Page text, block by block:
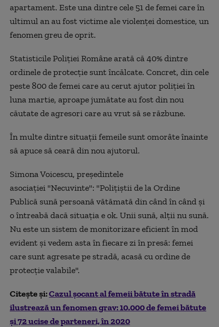
apartament. Este una dintre cele 51 de femei care în
ultimul an au fost victime ale violenței domestice, un
fenomen greu de oprit.
Statisticile Poliției Române arată că 40% dintre
ordinele de protecție sunt încălcate. Concret, din cele
peste 800 de femei care au cerut ajutor poliției în
luna martie, aproape jumătate au fost din nou
căutate de agresori care au vrut să se răzbune.
În multe dintre situații femeile sunt omorâte înainte
să apuce să ceară din nou ajutorul.
Simona Voicescu, președintele
asociației "Necuvinte": "Polițiștii de la Ordine
Publică sună persoană vătămată din când în când și
o întreabă dacă situația e ok. Unii sună, alții nu sună.
Nu este un sistem de monitorizare eficient în mod
evident și vedem asta în fiecare zi în presă: femei
care sunt agresate pe stradă, acasă cu ordine de
protecție valabile".
Citește și:Cazul șocant al femeii bătute în stradă
ilustrează un fenomen grav: 10.000 de femei bătute
și 72 ucise de parteneri, în 2020